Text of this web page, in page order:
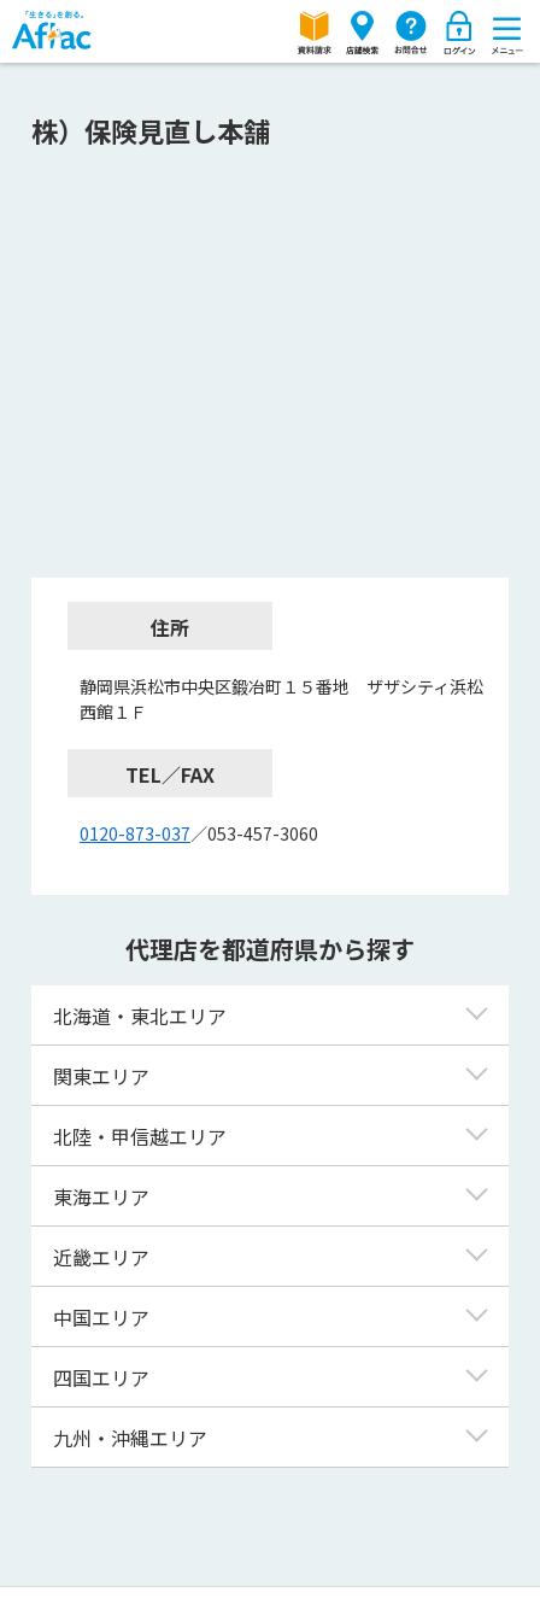
株）保険見直し本舗
住所
静岡県浜松市中央区鍛冶町１５番地 ザザシティ浜松
西館１Ｆ
TEL／FAX
0120-873-037／053-457-3060
代理店を都道府県から探す
北海道・東北エリア
北海道
青森県
宮城県
秋田県
山形県
関東エリア
東京都
神奈川県
埼玉県
千葉県
茨城県
群馬県
北陸・甲信越エリア
新潟県
富山県
福井県
山梨県
長野県
東海エリア
岐阜県
静岡県
三重県
近畿エリア
滋賀県
京都府
大阪府
兵庫県
和歌山県
中国エリア
鳥取県
島根県
山口県
四国エリア
徳島県
高知県
九州・沖縄エリア